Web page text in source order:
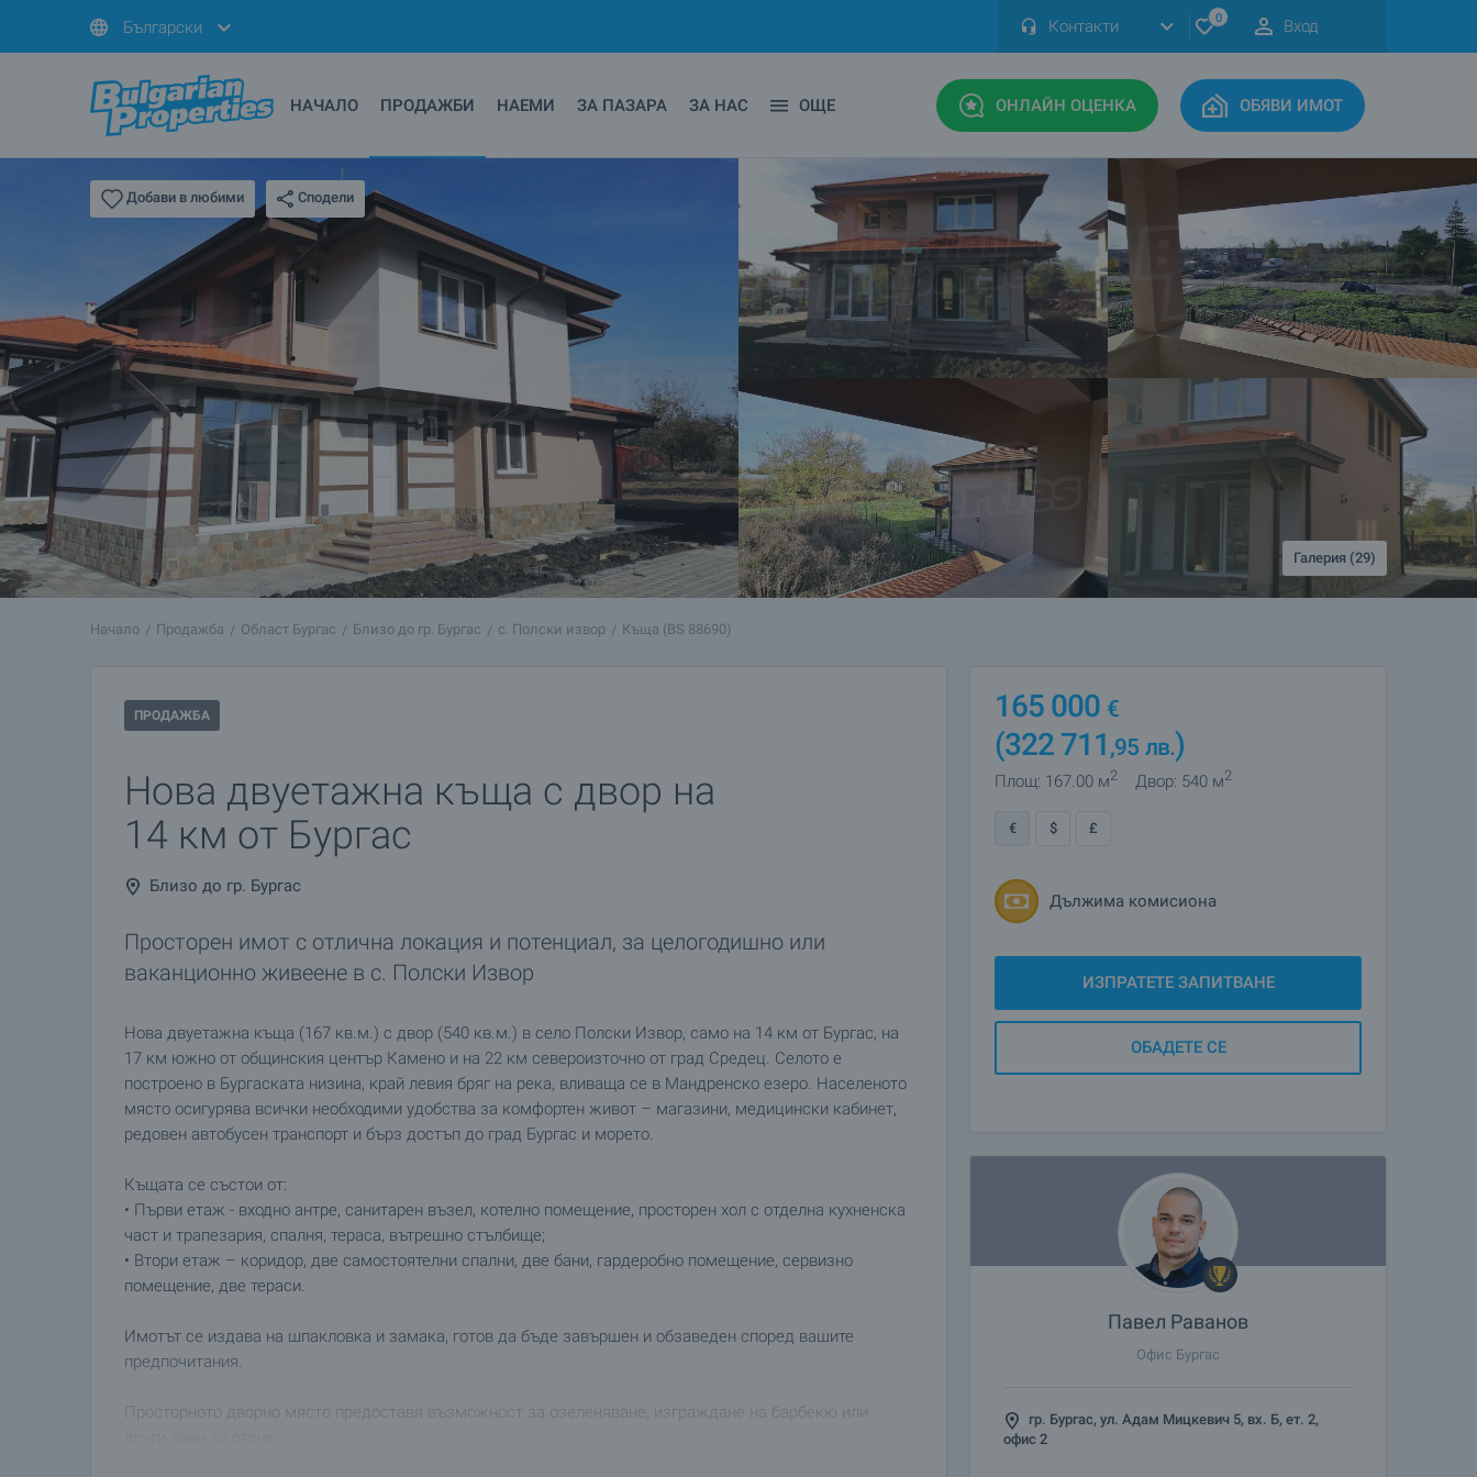
Български Контакти 0 Вход
НАЧАЛО ПРОДАЖБИ НАЕМИ ЗА ПАЗАРА ЗА НАС ОЩЕ ОНЛАЙН ОЦЕНКА ОБЯВИ ИМОТ
Добави в любими Сподели
Галерия (29)
Начало Продажба Област Бургас Близо до гр. Бургас с. Полски извор Къща (BS 88690)
ПРОДАЖБА
Нова двуетажна къща с двор на
14 км от Бургас
Близо до гр. Бургас
Просторен имот с отлична локация и потенциал, за целогодишно или
ваканционно живеене в с. Полски Извор
Нова двуетажна къща (167 кв.м.) с двор (540 кв.м.) в село Полски Извор, само на 14 км от Бургас, на
17 км южно от общинския център Камено и на 22 км североизточно от град Средец. Селото е
построено в Бургаската низина, край левия бряг на река, вливаща се в Мандренско езеро. Населеното
място осигурява всички необходими удобства за комфортен живот – магазини, медицински кабинет,
редовен автобусен транспорт и бърз достъп до град Бургас и морето.
Къщата се състои от:
• Първи етаж - входно антре, санитарен възел, котелно помещение, просторен хол с отделна кухненска
част и трапезария, спалня, тераса, вътрешно стълбище;
• Втори етаж – коридор, две самостоятелни спални, две бани, гардеробно помещение, сервизно
помещение, две тераси.
Имотът се издава на шпакловка и замака, готов да бъде завършен и обзаведен според вашите
предпочитания.
Просторното дворно място предоставя възможност за озеленяване, изграждане на барбекю или
165 000 €
(322 711 ,95 лв.)
Площ: 167.00 м2 Двор: 540 м2
€ $ £
Дължима комисиона
ИЗПРАТЕТЕ ЗАПИТВАНЕ
ОБАДЕТЕ СЕ
Павел Раванов
Офис Бургас
гр. Бургас, ул. Адам Мицкевич 5, вх. Б, ет. 2,
офис 2